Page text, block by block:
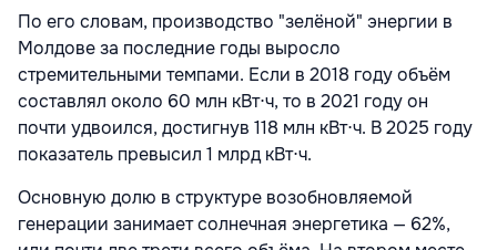
По его словам, производство "зелёной" энергии в
Молдове за последние годы выросло
стремительными темпами. Если в 2018 году объём
составлял около 60 млн кВт⋅ч, то в 2021 году он
почти удвоился, достигнув 118 млн кВт⋅ч. В 2025 году
показатель превысил 1 млрд кВт⋅ч.
Основную долю в структуре возобновляемой
генерации занимает солнечная энергетика — 62%,